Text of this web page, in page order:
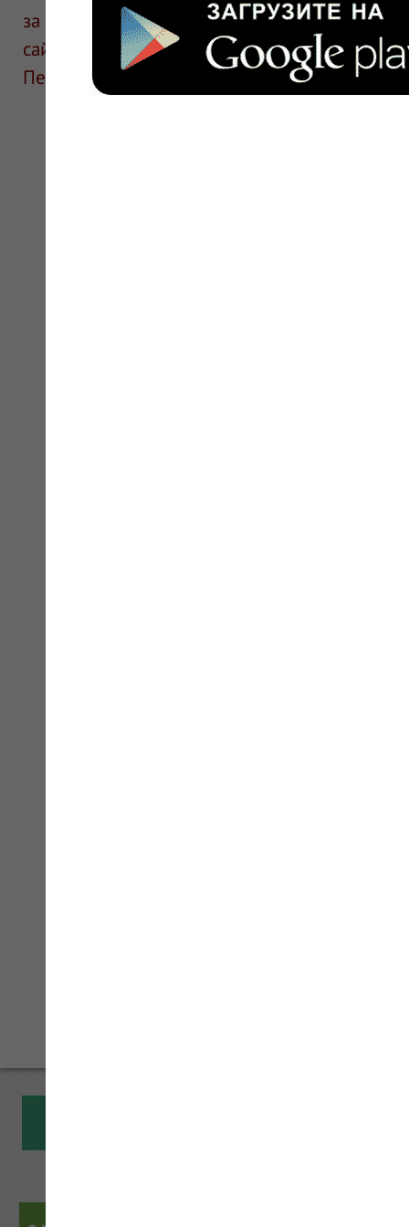
за информацию в отзывах. Описание
сайте для ознакомления и не является
Перед применением необходима